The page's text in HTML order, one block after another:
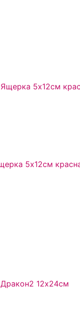
5х12см